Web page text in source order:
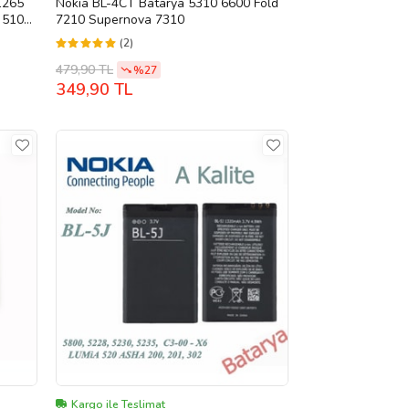
7210 Supernova 7310
(2)
479,90 TL %27
349,90 TL
Kargo ile Teslimat